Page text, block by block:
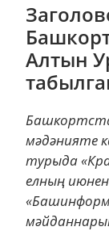
Алтын
мәдәнияте
турыда
елның